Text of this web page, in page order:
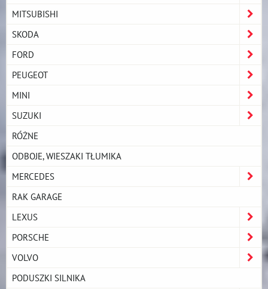
MITSUBISHI
SKODA
FORD
PEUGEOT
MINI
SUZUKI
RÓŻNE
ODBOJE, WIESZAKI TŁUMIKA
MERCEDES
RAK GARAGE
LEXUS
PORSCHE
VOLVO
PODUSZKI SILNIKA